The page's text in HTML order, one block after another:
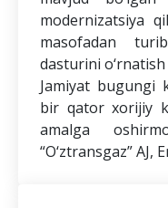
modernizatsiya
masofadan
dasturini
Jamiyat bugungi
bir qator xorijiy
amalga
“O‘ztransgaz” AJ,